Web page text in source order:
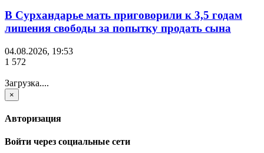
В Сурхандарье мать приговорили к 3,5 годам
лишения свободы за попытку продать сына
04.08.2026, 19:53
1 572
Загрузка....
×
Авторизация
Войти через социальные сети